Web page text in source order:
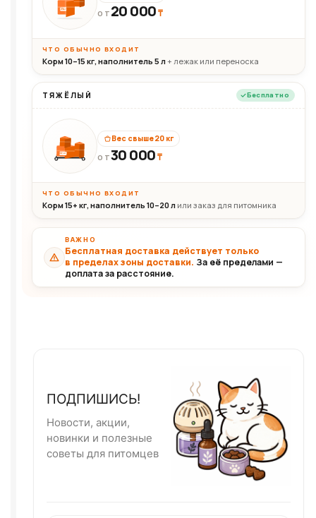
20кг
ОТ 20 000₸
ЧТО ОБЫЧНО ВХОДИТ
Корм 10–15 кг, наполнитель 5 л+ лежак или переноска
ТЯЖЁЛЫЙ Бесплатно
30+кг
Вес свыше 20 кг
ОТ30 000₸
ЧТО ОБЫЧНО ВХОДИТ
Корм 15+ кг, наполнитель 10–20 л или заказ для питомника
ВАЖНО
Бесплатная доставка действует только
в пределах зоны доставки. За её пределами —
доплата за расстояние.
ПОДПИШИСЬ!
Новости, акции,
новинки и полезные
советы для питомцев